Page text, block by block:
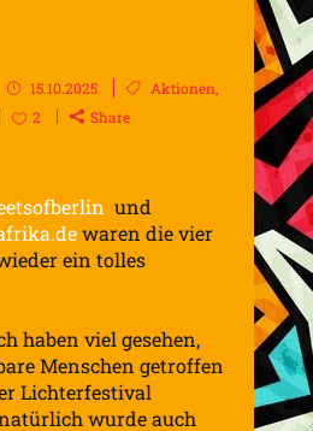
15.10.2025 Aktionen,
2 Share
und
waren die vier
ein tolles
haben viel gesehen,
Menschen getroffen
Lichterfestival
wurde auch